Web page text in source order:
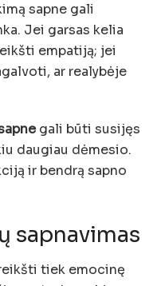
sapne gali
Jei garsas kelia
empatiją; jei
ar realybėje
gali būti susijęs
daugiau dėmesio.
ir bendrą sapno
sapnavimas
tiek emocinę